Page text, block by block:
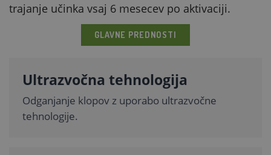
trajanje učinka vsaj 6 mesecev po aktivaciji.
GLAVNE PREDNOSTI
Ultrazvočna tehnologija
Odganjanje klopov z uporabo ultrazvočne
tehnologije.